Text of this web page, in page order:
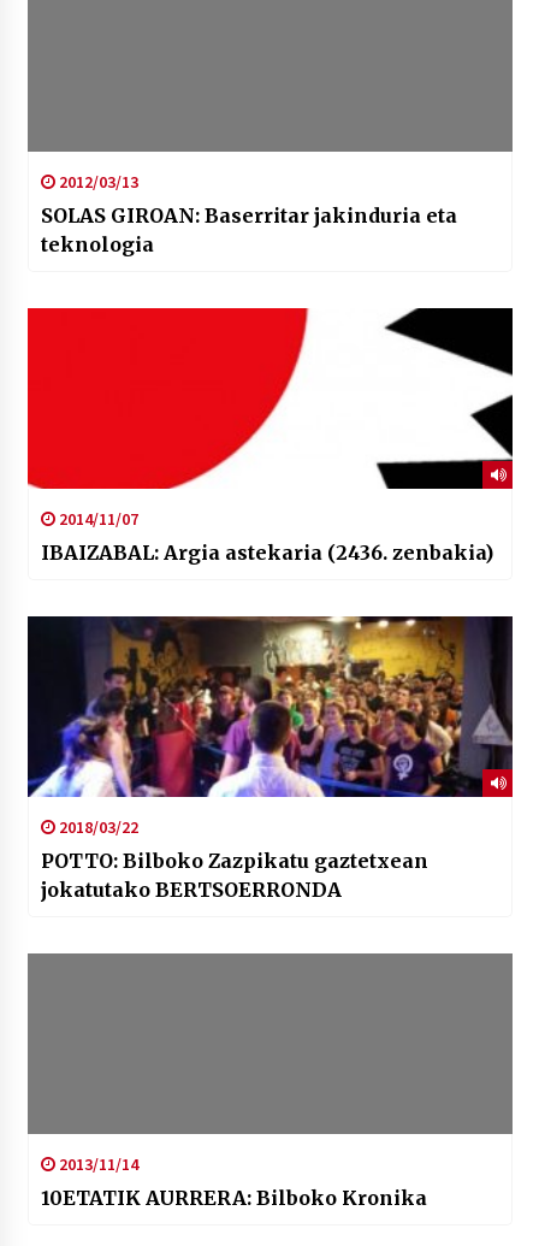
2012/03/13
SOLAS GIROAN: Baserritar jakinduria eta
teknologia
2014/11/07
IBAIZABAL: Argia astekaria (2436. zenbakia)
2018/03/22
POTTO: Bilboko Zazpikatu gaztetxean
jokatutako BERTSOERRONDA
2013/11/14
10ETATIK AURRERA: Bilboko Kronika